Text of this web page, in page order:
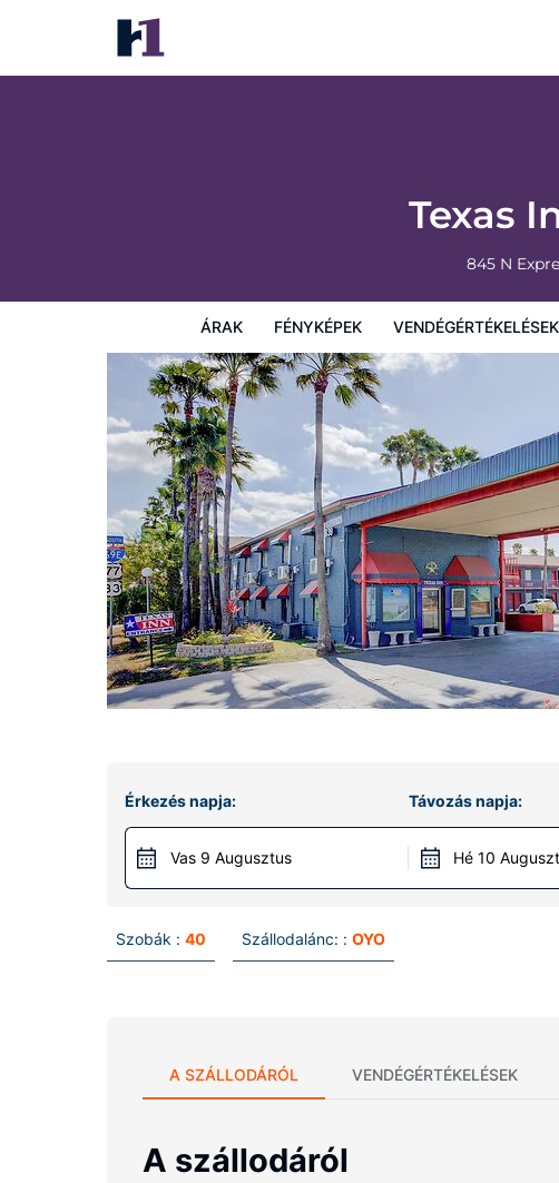
Texas
845 N
ÁRAK FÉNYKÉPEK VENDÉGÉRTÉKELÉSEK
Texas Inn Brownsville by Hotel O
Árak Fényképek
Érkezés napja:
Vas 9 Augusztus
Távozás napja:
Hé 10
Szobák : 40 Szállodalánc: : OYO
A SZÁLLODÁRÓL VENDÉGÉRTÉKELÉSEK
A szállodáról